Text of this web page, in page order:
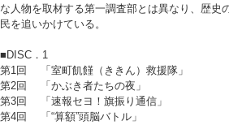
な人物を取材する第一調査部とは異なり、歴史
民を追いかけている。
■DISC．1
第1回 「室町飢饉（ききん）救援隊」
第2回 「かぶき者たちの夜」
第3回 「速報セヨ！旗振り通信」
第4回 「“算額”頭脳バトル」